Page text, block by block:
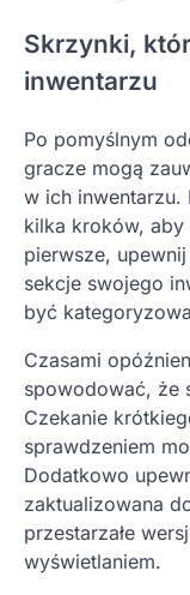
Skrzynki,
inwentarzu
Po pomyślnym
gracze mogą
w ich inwentarzu.
kilka kroków,
pierwsze,
sekcje swojego
być
Czasami
spowodować, że
Czekanie
sprawdzeniem
Dodatkowo
zaktualizowana
przestarzałe
wyświetlaniem.